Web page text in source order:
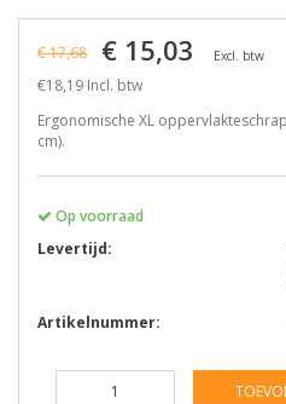
€ 17,68 € 15,03 Excl. btw
€18,19 Incl. btw
Ergonomische XL
cm).
Op voorraad
Levertijd:
Artikelnummer: